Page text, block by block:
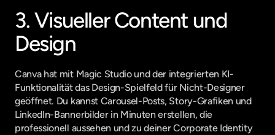
3. Visueller Content und
Design
Canva hat mit Magic Studio und der integrierten KI-
Funktionalität das Design-Spielfeld für Nicht-Designer
geöffnet. Du kannst Carousel-Posts, Story-Grafiken und
LinkedIn-Bannerbilder in Minuten erstellen, die
professionell aussehen und zu deiner Corporate Identity